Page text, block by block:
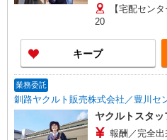
えた高収入も応相談 月額80,000円〜 ※研
は日当支払あり
【宅配セン
20
キープ
業務委託
釧路ヤクルト販売株式会社／豊川セ
ヤクルトスタッ
報酬／完全出来高制 ☆少日数